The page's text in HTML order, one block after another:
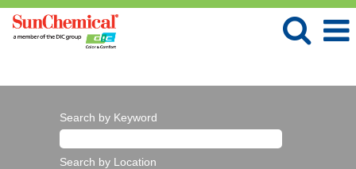
Search by Keyword
Search by Location